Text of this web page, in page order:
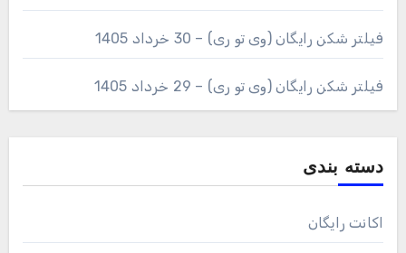
فیلتر شکن رایگان (وی تو ری) – 30 خرداد 1405
فیلتر شکن رایگان (وی تو ری) – 29 خرداد 1405
دسته بندی
اکانت رایگان